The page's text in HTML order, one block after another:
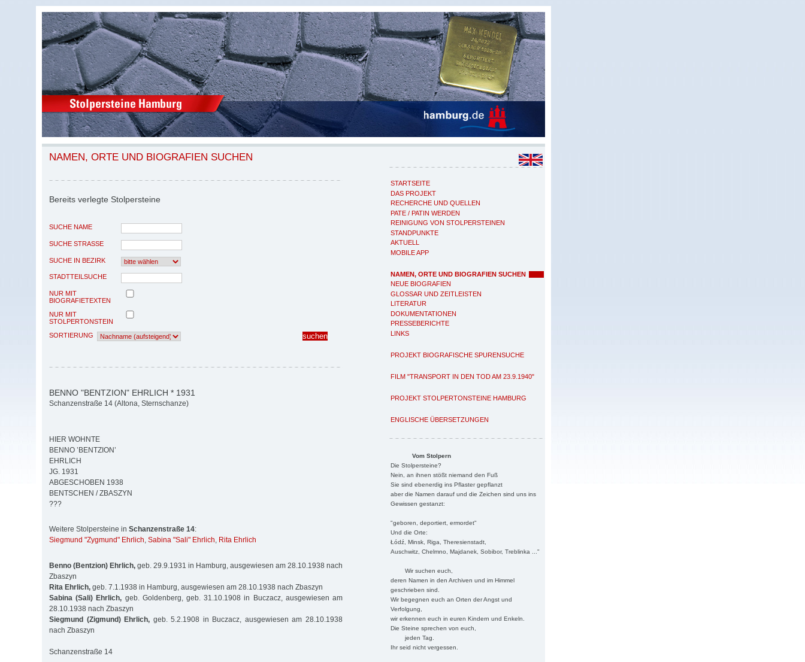
STARTSEITE
DAS PROJEKT
RECHERCHE UND QUELLEN
PATE / PATIN WERDEN
REINIGUNG VON STOLPERSTEINEN
STANDPUNKTE
AKTUELL
MOBILE APP
NAMEN, ORTE UND BIOGRAFIEN SUCHEN
NEUE BIOGRAFIEN
GLOSSAR UND ZEITLEISTEN
LITERATUR
DOKUMENTATIONEN
PRESSEBERICHTE
LINKS
PROJEKT BIOGRAFISCHE SPURENSUCHE
FILM "TRANSPORT IN DEN TOD AM 23.9.1940"
PROJEKT STOLPERTONSTEINE HAMBURG
ENGLISCHE ÜBERSETZUNGEN
Vom Stolpern
Die Stolpersteine?
Nein, an ihnen stößt niemand den Fuß
Sie sind ebenerdig ins Pflaster gepflanzt
aber die Namen darauf und die Zeichen sind uns ins
Gewissen gestanzt:
"geboren, deportiert, ermordet"
Und die Orte:
Łódź, Minsk, Riga, Theresienstadt,
Auschwitz, Chelmno, Majdanek, Sobibor, Treblinka ..."
Wir suchen euch,
deren Namen in den Archiven und im Himmel
geschrieben sind.
Wir begegnen euch an Orten der Angst und
Verfolgung,
wir erkennen euch in euren Kindern und Enkeln.
Die Steine sprechen von euch,
jeden Tag.
Ihr seid nicht vergessen.
NAMEN, ORTE UND BIOGRAFIEN SUCHEN
Bereits verlegte Stolpersteine
SUCHE NAME
SUCHE STRASSE
SUCHE IN BEZIRK
STADTTEILSUCHE
NUR MIT
BIOGRAFIETEXTEN
NUR MIT
STOLPERTONSTEIN
SORTIERUNG
BENNO "BENTZION" EHRLICH * 1931
Schanzenstraße 14 (Altona, Sternschanze)
HIER WOHNTE
BENNO ’BENTZION’
EHRLICH
JG. 1931
ABGESCHOBEN 1938
BENTSCHEN / ZBASZYN
???
Weitere Stolpersteine in Schanzenstraße 14:
Siegmund "Zygmund" Ehrlich, Sabina "Sali" Ehrlich, Rita Ehrlich
Benno (Bentzion) Ehrlich, geb. 29.9.1931 in Hamburg, ausgewiesen am 28.10.1938 nach
Zbaszyn
Rita Ehrlich, geb. 7.1.1938 in Hamburg, ausgewiesen am 28.10.1938 nach Zbaszyn
Sabina (Sali) Ehrlich, geb. Goldenberg, geb. 31.10.1908 in Buczacz, ausgewiesen am
28.10.1938 nach Zbaszyn
Siegmund (Zigmund) Ehrlich, geb. 5.2.1908 in Buczacz, ausgewiesen am 28.10.1938
nach Zbaszyn
Schanzenstraße 14